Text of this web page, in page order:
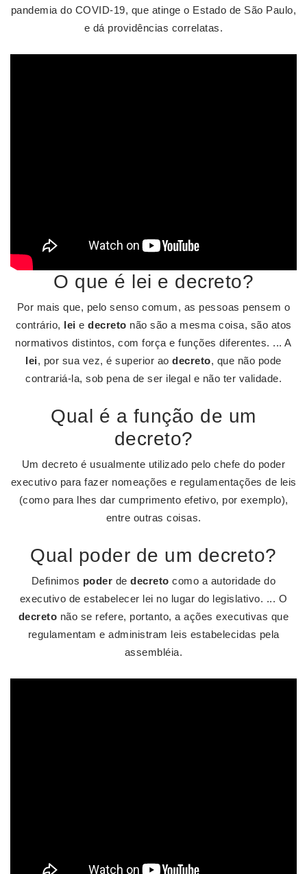
pandemia do COVID-19, que atinge o Estado de São Paulo,
e dá providências correlatas.
O que é lei e decreto?
Por mais que, pelo senso comum, as pessoas pensem o
contrário, lei e decreto não são a mesma coisa, são atos
normativos distintos, com força e funções diferentes. ... A
lei, por sua vez, é superior aodecreto, que não pode
contrariá-la, sob pena de ser ilegal e não ter validade.
Qual é a função de um
decreto?
Um decreto é usualmente utilizado pelo chefe do poder
executivo para fazer nomeações e regulamentações de leis
(como para lhes dar cumprimento efetivo, por exemplo),
entre outras coisas.
Qual poder de um decreto?
Definimos poder dedecreto como a autoridade do
executivo de estabelecer lei no lugar do legislativo. ... O
decreto não se refere, portanto, a ações executivas que
regulamentam e administram leis estabelecidas pela
assembléia.